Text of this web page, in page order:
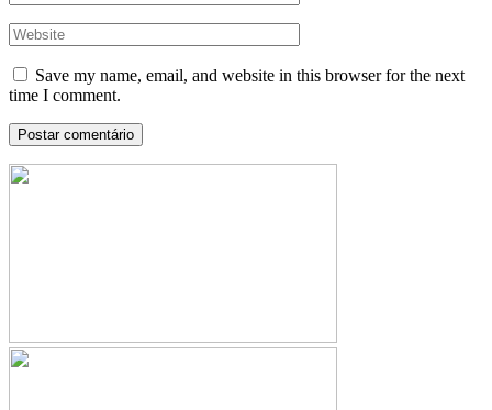
Save my name, email, and website in this browser for the next
time I comment.